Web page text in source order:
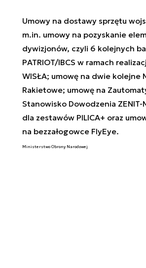
Umowy na dostawy sprzętu
m.in. umowy na pozyskanie
dywizjonów, czyli 6 kolejnych
PATRIOT/IBCS w ramach
WISŁA; umowę na dwie kolejne
Rakietowe; umowę na
Stanowisko Dowodzenia
dla zestawów PILICA+ oraz
na bezzałogowce FlyEye.
Ministerstwo Obrony Narodowej